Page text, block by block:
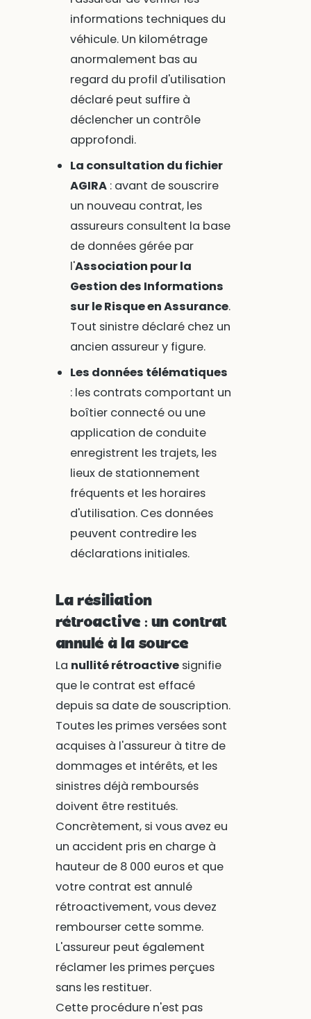
informations techniques du
véhicule. Un kilométrage
anormalement bas au
regard du profil d'utilisation
déclaré peut suffire à
déclencher un contrôle
approfondi.
La consultation du fichier
AGIRA: avant de souscrire
un nouveau contrat, les
assureurs consultent la base
de données gérée par
l'Association pour la
Gestion des Informations
sur le Risque en Assurance.
Tout sinistre déclaré chez un
ancien assureur y figure.
Les données télématiques
: les contrats comportant un
boîtier connecté ou une
application de conduite
enregistrent les trajets, les
lieux de stationnement
fréquents et les horaires
d'utilisation. Ces données
peuvent contredire les
déclarations initiales.
La résiliation
rétroactive : un contrat
annulé à la source
La nullité rétroactivesignifie
que le contrat est effacé
depuis sa date de souscription.
Toutes les primes versées sont
acquises à l'assureur à titre de
dommages et intérêts, et les
sinistres déjà remboursés
doivent être restitués.
Concrètement, si vous avez eu
un accident pris en charge à
hauteur de 8 000 euros et que
votre contrat est annulé
rétroactivement, vous devez
rembourser cette somme.
L'assureur peut également
réclamer les primes perçues
sans les restituer.
Cette procédure n'est pas